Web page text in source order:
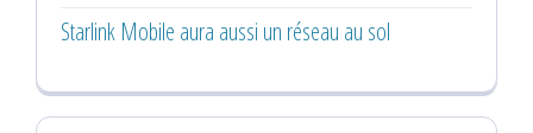
Starlink Mobile aura aussi un réseau au sol